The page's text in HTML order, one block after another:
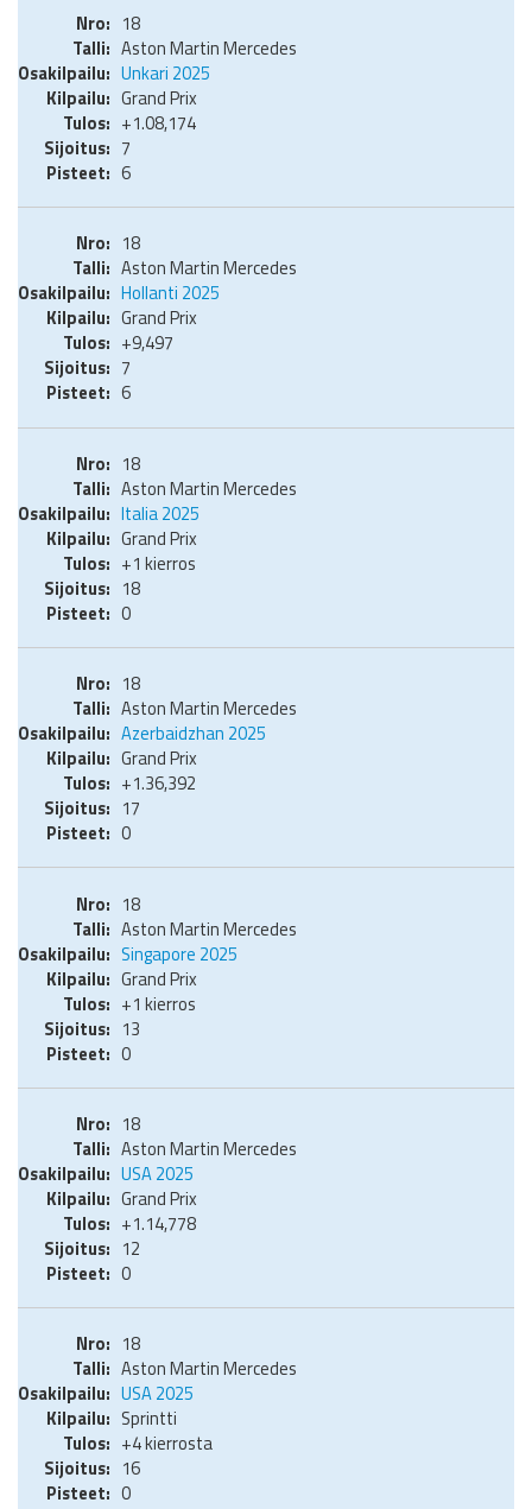
18
Aston Martin Mercedes
Unkari 2025
Grand Prix
+1.08,174
7
6
18
Aston Martin Mercedes
Hollanti 2025
Grand Prix
+9,497
7
6
18
Aston Martin Mercedes
Italia 2025
Grand Prix
+1 kierros
18
0
18
Aston Martin Mercedes
Azerbaidzhan 2025
Grand Prix
+1.36,392
17
0
18
Aston Martin Mercedes
Singapore 2025
Grand Prix
+1 kierros
13
0
18
Aston Martin Mercedes
USA 2025
Grand Prix
+1.14,778
12
0
18
Aston Martin Mercedes
USA 2025
Sprintti
+4 kierrosta
16
0